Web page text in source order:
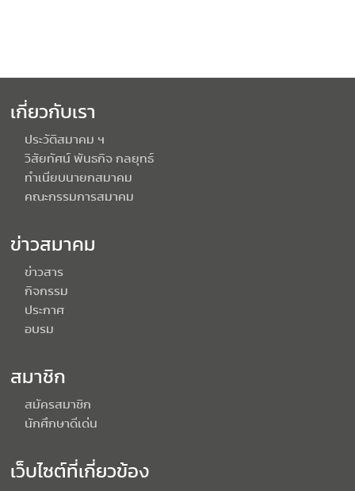
เกี่ยวกับเรา
ประวัติสมาคม ฯ
วิสัยทัศน์ พันธกิจ กลยุทธ์
ทำเนียบนายกสมาคม
คณะกรรมการสมาคม
ข่าวสมาคม
ข่าวสาร
กิจกรรม
ประกาศ
อบรม
สมาชิก
สมัครสมาชิก
นักศึกษาดีเด่น
เว็บไซต์ที่เกี่ยวข้อง